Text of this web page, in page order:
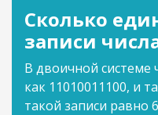
Сколько
записи
В двоичной системе
как 11010011100, и
такой записи равно